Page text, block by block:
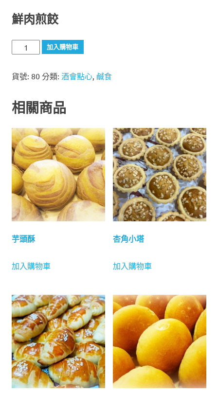
鮮肉煎餃
肉
餃
量
加入購物車
貨號: 80 分類: 酒會點心, 鹹食
相關商品
芋頭酥
加入購物車
杏角小塔
加入購物車